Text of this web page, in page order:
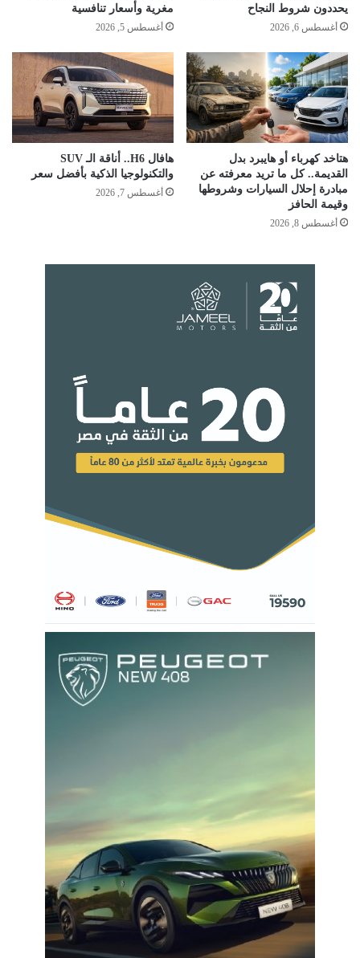
يحددون شروط النجاح
أغسطس 6, 2026
مغرية وأسعار تنافسية
أغسطس 5, 2026
هتاخد كهرباء أو هايبرد بدل
القديمة.. كل ما تريد معرفته عن
مبادرة إحلال السيارات وشروطها
وقيمة الحافز
أغسطس 8, 2026
هافال H6.. أناقة الـ SUV
والتكنولوجيا الذكية بأفضل سعر
أغسطس 7, 2026